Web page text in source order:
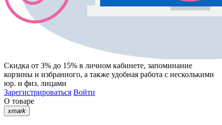
Скидка от 3% до 15% в личном кабинете, запоминание
корзины и избранного, а также удобная работа с несколькими
юр. и физ. лицами
Зарегистрироваться Войти
О товаре
xmark